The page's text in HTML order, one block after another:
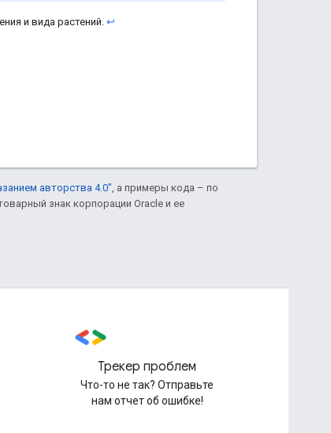
и вида растений. ↩
авторства 4.0" , а примеры кода – по
знак корпорации Oracle и ее
Трекер проблем
Что-то не так? Отправьте
нам отчет об ошибке!